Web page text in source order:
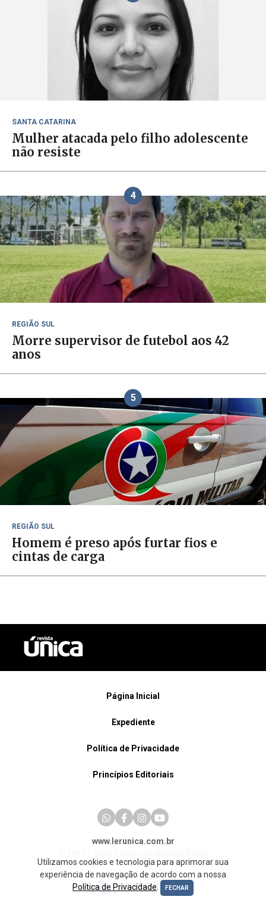
SANTA CATARINA
Mulher atacada pelo filho adolescente
não resiste
4
REGIÃO SUL
Morre supervisor de futebol aos 42
anos
5
REGIÃO SUL
Homem é preso após furtar fios e
cintas de carga
Página Inicial
Expediente
Política de Privacidade
Princípios Editoriais
www.lerunica.com.br
Utilizamos cookies e tecnologia para aprimorar sua
experiência de navegação de acordo com a nossa
Política de Privacidade
FECHAR